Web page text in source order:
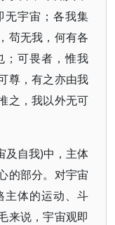
无宇宙；各我集
苟无我，何有各
；可畏者，惟我
尊，有之亦由我
之，我以外无可
及自我)中，主体
的部分。对宇宙
主体的运动、斗
来说，宇宙观即